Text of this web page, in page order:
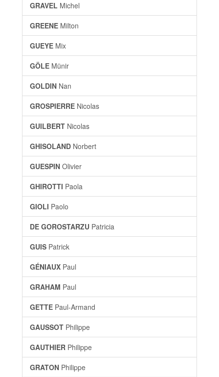
GRAVEL Michel
GREENE Milton
GUEYE Mix
GÖLE Münir
GOLDIN Nan
GROSPIERRE Nicolas
GUILBERT Nicolas
GHISOLAND Norbert
GUESPIN Olivier
GHIROTTI Paola
GIOLI Paolo
DE GOROSTARZU Patricia
GUIS Patrick
GÉNIAUX Paul
GRAHAM Paul
GETTE Paul-Armand
GAUSSOT Philippe
GAUTHIER Philippe
GRATON Philippe